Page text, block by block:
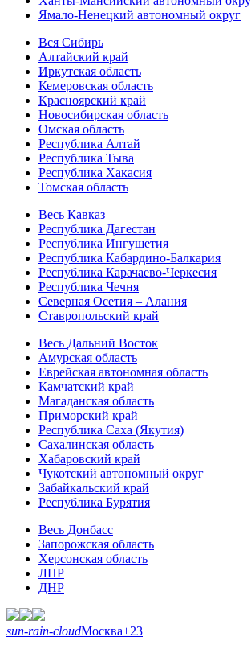
Ямало-Ненецкий автономный округ
Вся Сибирь
Алтайский край
Иркутская область
Кемеровская область
Красноярский край
Новосибирская область
Омская область
Республика Алтай
Республика Тыва
Республика Хакасия
Томская область
Весь Кавказ
Республика Дагестан
Республика Ингушетия
Республика Кабардино-Балкария
Республика Карачаево-Черкесия
Республика Чечня
Северная Осетия – Алания
Ставропольский край
Весь Дальний Восток
Амурская область
Еврейская автономная область
Камчатский край
Магаданская область
Приморский край
Республика Саха (Якутия)
Сахалинская область
Хабаровский край
Чукотский автономный округ
Забайкальский край
Республика Бурятия
Весь Донбасс
Запорожская область
Херсонская область
ЛНР
ДНР
sun-rain-cloudМосква+23